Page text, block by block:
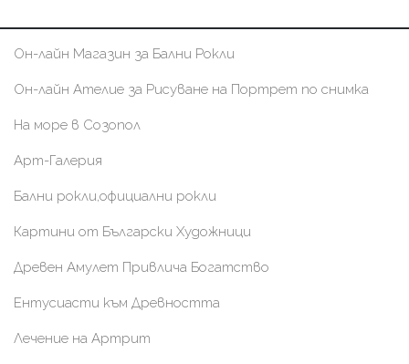
Он-лайн Магазин за Бални Рокли
Он-лайн Ателие за Рисуване на Портрет по снимка
На море в Созопол
Арт-Галерия
Бални рокли,официални рокли
Картини от Български Художници
Древен Амулет Привлича Богатство
Ентусиасти към Древността
Лечение на Артрит